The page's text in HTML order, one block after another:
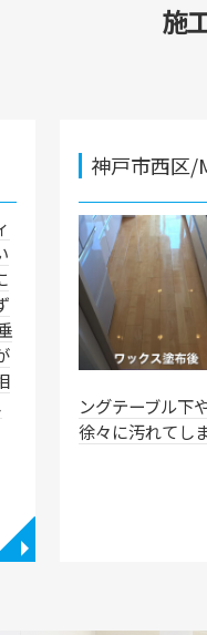
施
◥
神戸市西区
ングテーブル下
徐々に汚れてし